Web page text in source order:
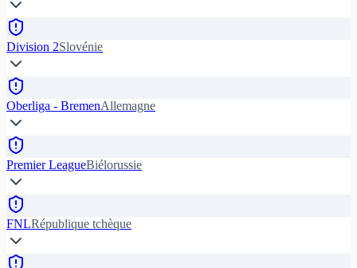
Division 2Slovénie
Oberliga - BremenAllemagne
Premier LeagueBiélorussie
FNLRépublique tchèque